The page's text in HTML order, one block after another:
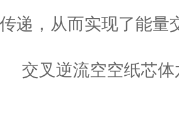
递，从而实现了能量